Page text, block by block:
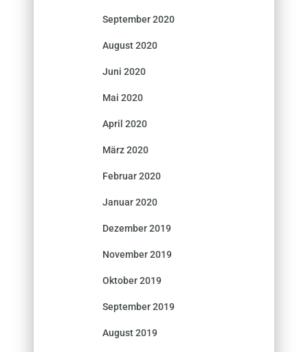
September 2020
August 2020
Juni 2020
Mai 2020
April 2020
März 2020
Februar 2020
Januar 2020
Dezember 2019
November 2019
Oktober 2019
September 2019
August 2019